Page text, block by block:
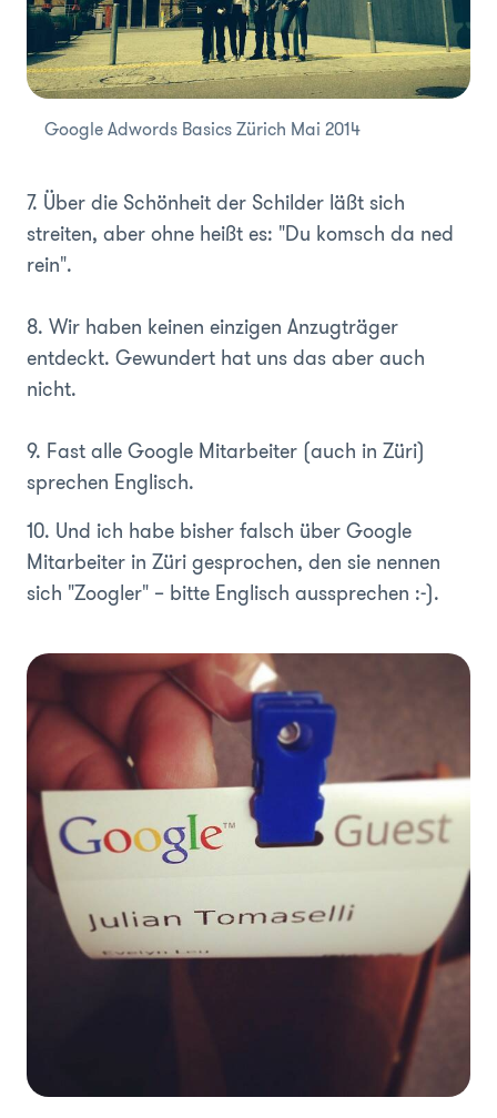
Google Adwords Basics Zürich Mai 2014
7. Über die Schönheit der Schilder läßt sich
streiten, aber ohne heißt es: "Du komsch da ned
rein".
8. Wir haben keinen einzigen Anzugträger
entdeckt. Gewundert hat uns das aber auch
nicht.
9. Fast alle Google Mitarbeiter (auch in Züri)
sprechen Englisch.
10. Und ich habe bisher falsch über Google
Mitarbeiter in Züri gesprochen, den sie nennen
sich "Zoogler" – bitte Englisch aussprechen :-).